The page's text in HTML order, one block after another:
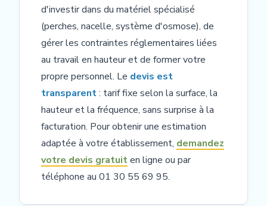
d'investir dans du matériel spécialisé
(perches, nacelle, système d'osmose), de
gérer les contraintes réglementaires liées
au travail en hauteur et de former votre
propre personnel. Le devis est
transparent: tarif fixe selon la surface, la
hauteur et la fréquence, sans surprise à la
facturation. Pour obtenir une estimation
adaptée à votre établissement, demandez
votre devis gratuiten ligne ou par
téléphone au 01 30 55 69 95.